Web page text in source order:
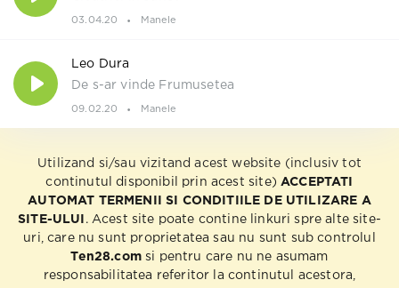
03.04.20 Manele
Leo Dura
De s-ar vinde Frumusetea
09.02.20 Manele
Utilizand si/sau vizitand acest website (inclusiv tot
continutul disponibil prin acest site) ACCEPTATI
AUTOMAT TERMENII SI CONDITIILE DE UTILIZARE A
SITE-ULUI
. Acest site poate contine linkuri spre alte site-
uri, care nu sunt proprietatea sau nu sunt sub controlul
Ten28.comsi pentru care nu ne asumam
responsabilitatea referitor la continutul acestora,